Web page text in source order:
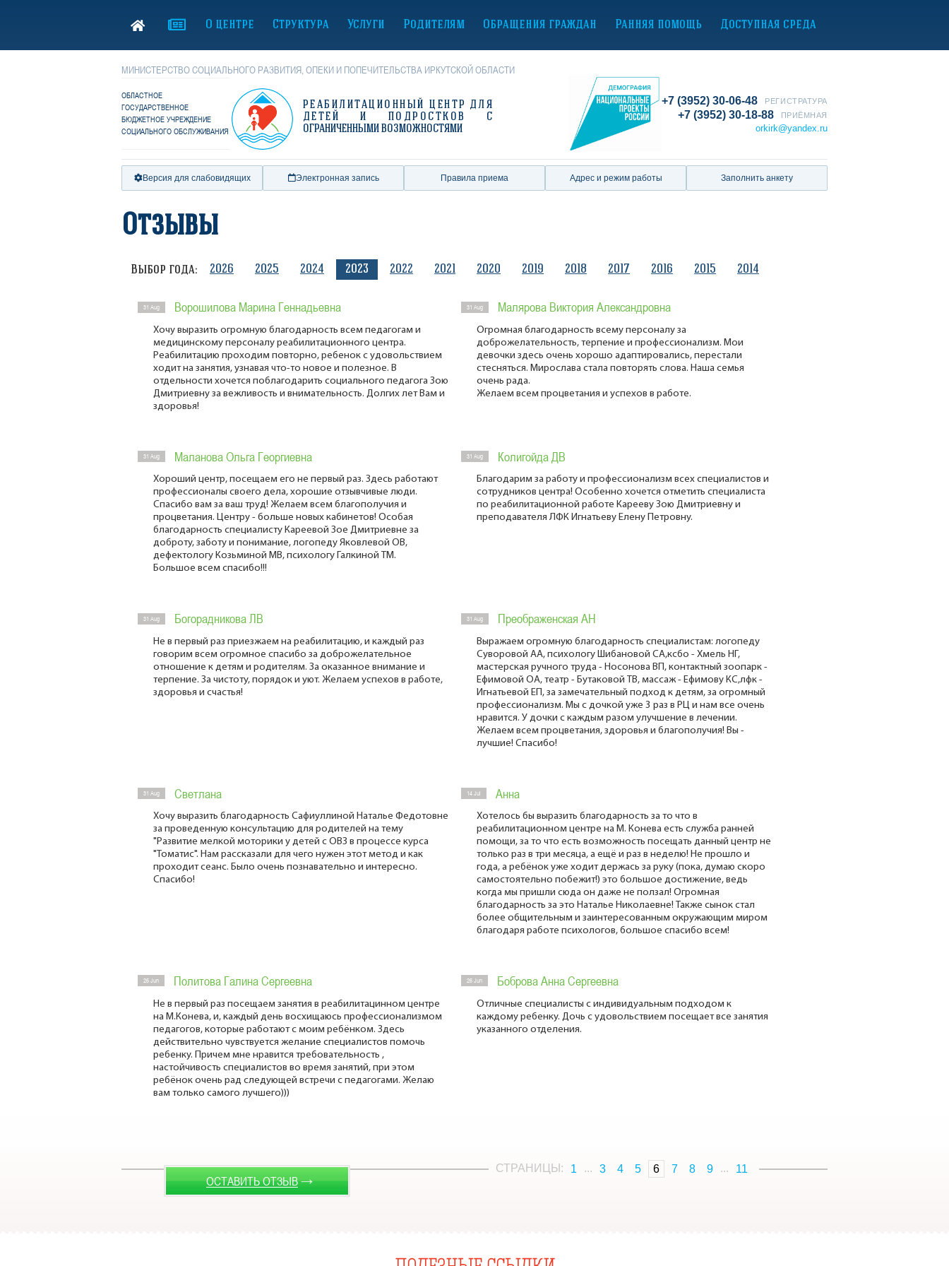
О центре Структура Услуги Родителям Обращения граждан Ранняя помощь Доступная среда
МИНИСТЕРСТВО СОЦИАЛЬНОГО РАЗВИТИЯ, ОПЕКИ И ПОПЕЧИТЕЛЬСТВА ИРКУТСКОЙ ОБЛАСТИ
ОБЛАСТНОЕ
ГОСУДАРСТВЕННОЕ
БЮДЖЕТНОЕ УЧРЕЖДЕНИЕ
СОЦИАЛЬНОГО ОБСЛУЖИВАНИЯ
РЕАБИЛИТАЦИОННЫЙ ЦЕНТР ДЛЯ
ДЕТЕЙ И ПОДРОСТКОВ С
ОГРАНИЧЕННЫМИ ВОЗМОЖНОСТЯМИ
+7 (3952) 30-06-48 РЕГИСТРАТУРА
+7 (3952) 30-18-88 ПРИЁМНАЯ
orkirk@yandex.ru
Версия для слабовидящих Электронная запись Правила приема Адрес и режим работы Заполнить анкету
Отзывы
Выбор года: 2026 2025 2024 2023 2022 2021 2020 2019 2018 2017 2016 2015 2014
31 Aug Ворошилова Марина Геннадьевна
Хочу выразить огромную благодарность всем педагогам и
медицинскому персоналу реабилитационного центра.
Реабилитацию проходим повторно, ребенок с удовольствием
ходит на занятия, узнавая что-то новое и полезное. В
отдельности хочется поблагодарить социального педагога Зою
Дмитриевну за вежливость и внимательность. Долгих лет Вам и
здоровья!
31 Aug Малярова Виктория Александровна
Огромная благодарность всему персоналу за
доброжелательность, терпение и профессионализм. Мои
девочки здесь очень хорошо адаптировались, перестали
стесняться. Мирослава стала повторять слова. Наша семья
очень рада.
Желаем всем процветания и успехов в работе.
31 Aug Маланова Ольга Георгиевна
Хороший центр, посещаем его не первый раз. Здесь работают
профессионалы своего дела, хорошие отзывчивые люди.
Спасибо вам за ваш труд! Желаем всем благополучия и
процветания. Центру - больше новых кабинетов! Особая
благодарность специалисту Кареевой Зое Дмитриевне за
доброту, заботу и понимание, логопеду Яковлевой ОВ,
дефектологу Козьминой МВ, психологу Галкиной ТМ.
Большое всем спасибо!!!
31 Aug Колигойда ДВ
Благодарим за работу и профессионализм всех специалистов и
сотрудников центра! Особенно хочется отметить специалиста
по реабилитационной работе Карееву Зою Дмитриевну и
преподавателя ЛФК Игнатьеву Елену Петровну.
31 Aug Богорадникова ЛВ
Не в первый раз приезжаем на реабилитацию, и каждый раз
говорим всем огромное спасибо за доброжелательное
отношение к детям и родителям. За оказанное внимание и
терпение. За чистоту, порядок и уют. Желаем успехов в работе,
здоровья и счастья!
31 Aug Преображенская АН
Выражаем огромную благодарность специалистам: логопеду
Суворовой АА, психологу Шибановой СА,ксбо - Хмель НГ,
мастерская ручного труда - Носонова ВП, контактный зоопарк -
Ефимовой ОА, театр - Бутаковой ТВ, массаж - Ефимову КС,лфк -
Игнатьевой ЕП, за замечательный подход к детям, за огромный
профессионализм. Мы с дочкой уже 3 раз в РЦ и нам все очень
нравится. У дочки с каждым разом улучшение в лечении.
Желаем всем процветания, здоровья и благополучия! Вы -
лучшие! Спасибо!
31 Aug Светлана
Хочу выразить благодарность Сафиуллиной Наталье Федотовне
за проведенную консультацию для родителей на тему
"Развитие мелкой моторики у детей с ОВЗ в процессе курса
"Томатис". Нам рассказали для чего нужен этот метод и как
проходит сеанс. Было очень познавательно и интересно.
Спасибо!
14 Jul Анна
Хотелось бы выразить благодарность за то что в
реабилитационном центре на М. Конева есть служба ранней
помощи, за то что есть возможность посещать данный центр не
только раз в три месяца, а ещё и раз в неделю! Не прошло и
года, а ребёнок уже ходит держась за руку (пока, думаю скоро
самостоятельно побежит!) это большое достижение, ведь
когда мы пришли сюда он даже не ползал! Огромная
благодарность за это Наталье Николаевне! Также сынок стал
более общительным и заинтересованным окружающим миром
благодаря работе психологов, большое спасибо всем!
26 Jun Политова Галина Сергеевна
Не в первый раз посещаем занятия в реабилитацинном центре
на М.Конева, и, каждый день восхищаюсь профессионализмом
педагогов, которые работают с моим ребёнком. Здесь
действительно чувствуется желание специалистов помочь
ребенку. Причем мне нравится требовательность ,
настойчивость специалистов во время занятий, при этом
ребёнок очень рад следующей встречи с педагогами. Желаю
вам только самого лучшего)))
26 Jun Боброва Анна Сергеевна
Отличные специалисты с индивидуальным подходом к
каждому ребенку. Дочь с удовольствием посещает все занятия
указанного отделения.
ОСТАВИТЬ ОТЗЫВ→
СТРАНИЦЫ: 1 ... 3 4 5 6 7 8 9 ... 11